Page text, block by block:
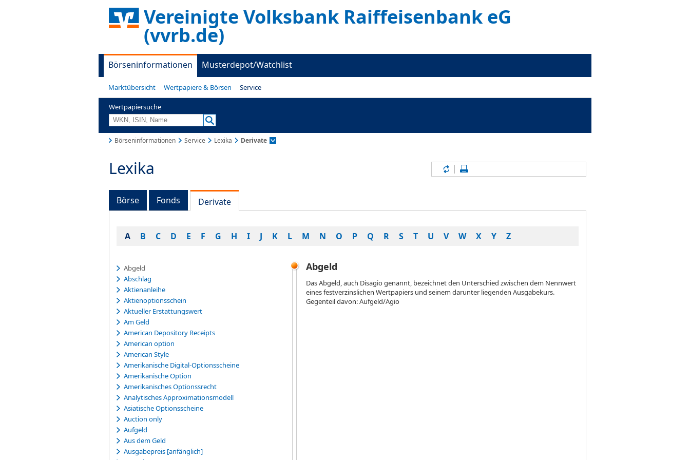
Vereinigte Volksbank Raiffeisenbank eG
(vvrb.de)
Börseninformationen Musterdepot/Watchlist
Marktübersicht Wertpapiere & Börsen Service
Wertpapiersuche
Börseninformationen Service Lexika Derivate
Lexika Inhalte aktualisieren
Börse Fonds Derivate
A B C D E F G H I J K L M N O P Q R S T U V W X Y Z
Abgeld
Abschlag
Aktienanleihe
Aktienoptionsschein
Aktueller Erstattungswert
Am Geld
American Depository Receipts
American option
American Style
Amerikanische Digital-Optionsscheine
Amerikanische Option
Amerikanisches Optionssrecht
Analytisches Approximationsmodell
Asiatische Optionsscheine
Auction only
Aufgeld
Aus dem Geld
Ausgabepreis [anfänglich]
Abgeld
Das Abgeld, auch Disagio genannt, bezeichnet den Unterschied zwischen dem Nennwert
eines festverzinslichen Wertpapiers und seinem darunter liegenden Ausgabekurs.
Gegenteil davon: Aufgeld/Agio